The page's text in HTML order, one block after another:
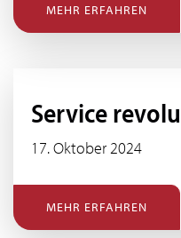
MEHR ERFAHREN
Service
17. Oktober 2024
MEHR ERFAHREN